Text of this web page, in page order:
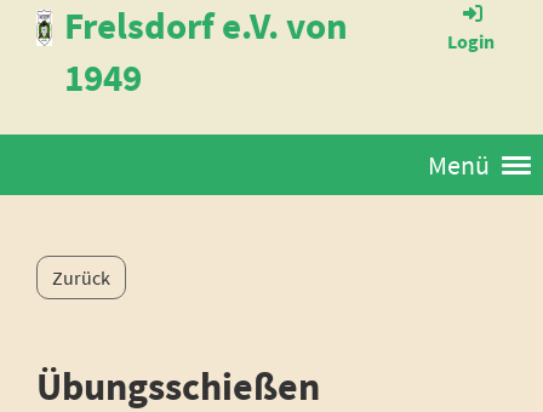
Frelsdorf e.V. von
1949
Login
Menü
Zurück
Übungsschießen